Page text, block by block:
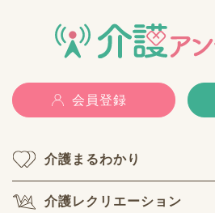
会員登録
介護まるわかり
介護レクリエーション